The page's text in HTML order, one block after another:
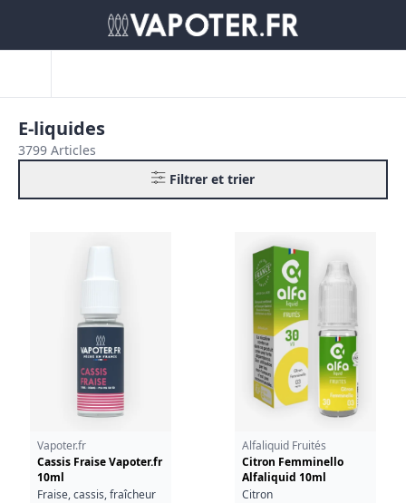
E-liquides
3799 Articles
Filtrer et trier
Vapoter.fr
Cassis Fraise Vapoter.fr
10ml
Fraise, cassis, fraîcheur
Alfaliquid Fruités
Citron Femminello
Alfaliquid 10ml
Citron